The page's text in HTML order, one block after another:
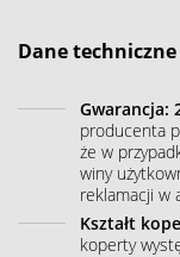
Dane techniczne
Gwarancja:
producenta
że w
winy
reklamacji w
Kształt
koperty